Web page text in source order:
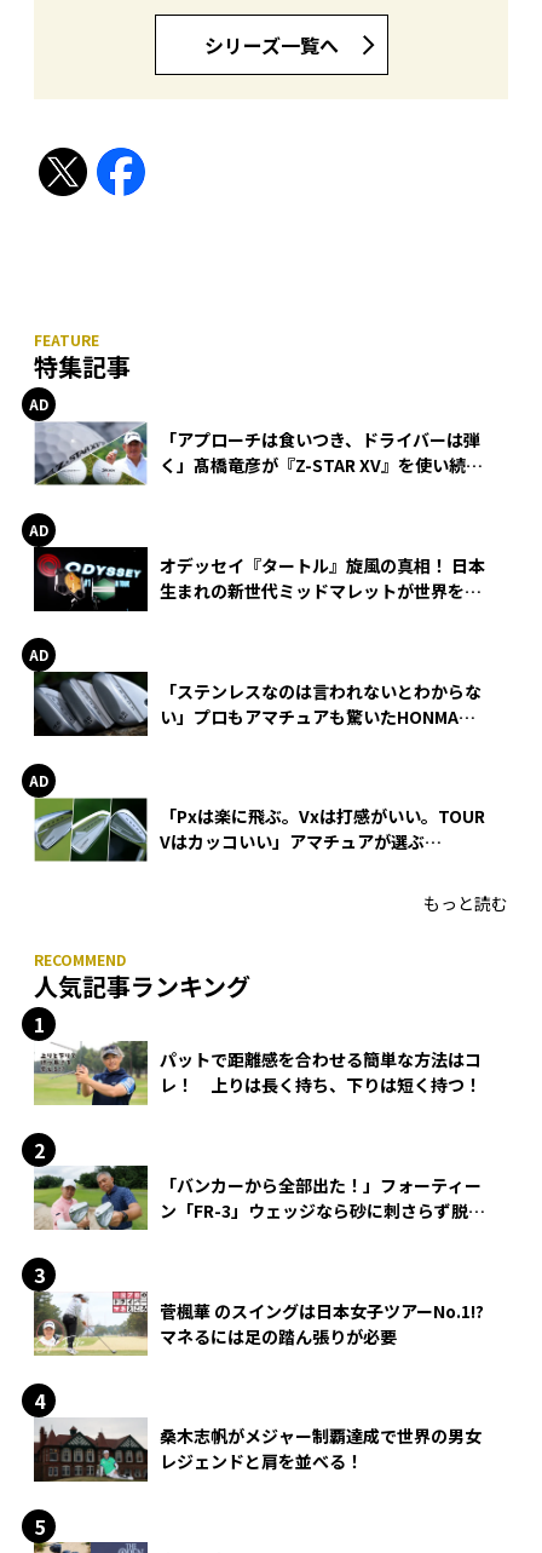
シリーズ一覧へ
特集記事
「アプローチは食いつき、ドライバーは弾
く」髙橋竜彦が『Z-STAR XV』を使い続け
オデッセイ『タートル』旋風の真相！ 日本
生まれの新世代ミッドマレットが世界を席
「ステンレスなのは言われないとわからな
い」プロもアマチュアも驚いたHONMA
「Pxは楽に飛ぶ。Vxは打感がいい。TOUR
Vはカッコいい」アマチュアが選ぶ
もっと読む
人気記事ランキング
パットで距離感を合わせる簡単な方法はコ
レ！ 上りは長く持ち、下りは短く持つ！
「バンカーから全部出た！」フォーティー
ン「FR-3」ウェッジなら砂に刺さらず脱出
菅楓華 のスイングは日本女子ツアーNo.1!?
マネるには足の踏ん張りが必要
桑木志帆がメジャー制覇達成で世界の男女
レジェンドと肩を並べる！